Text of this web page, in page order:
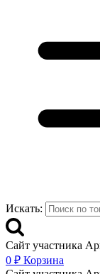
Искать:
Сайт участника
0 ₽ Корзина